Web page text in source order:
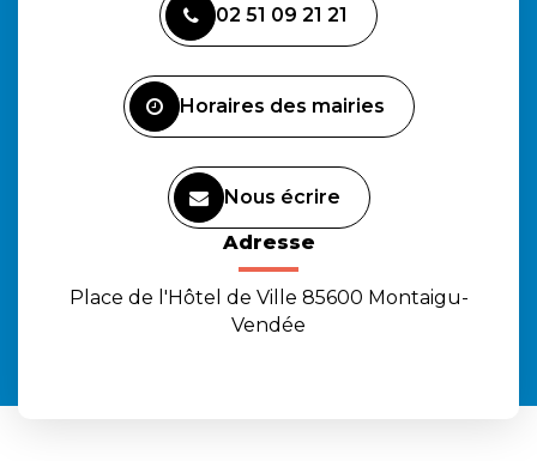
le
compte
le
compte
la
chaîne
02 51 09 21 21
Horaires des mairies
Nous écrire
Adresse
Place de l'Hôtel de Ville 85600 Montaigu-
Vendée